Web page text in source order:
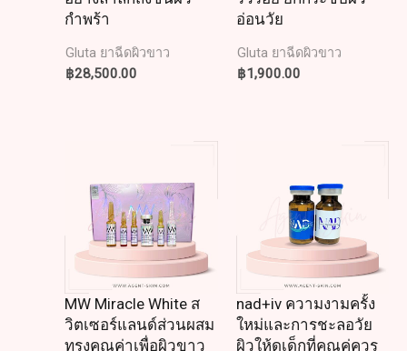
กำพร้า
Gluta ยาฉีดผิวขาว
฿28,500.00
อ่อนวัย
Gluta ยาฉีดผิวขาว
฿1,900.00
MW Miracle White ส
วิตเซอร์แลนด์ส่วนผสม
ทรงคุณค่าเพื่อผิวขาว
nad+iv ความงามครั้ง
ใหม่และการชะลอวัย
ผิวให้ดูเด็กที่คุณคู่ควร